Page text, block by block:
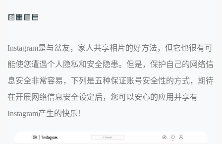
🟨🟧🟩🟦
Instagram是与盆友，家人共享相片的好方法，但它也很有可
能使您遭遇个人隐私和安全隐患。但是，保护自己的网络信
息安全非常容易，下列是五种保证账号安全性的方式，期待
在开展网络信息安全设定后，您可以安心的应用并享有
Instagram产生的快乐！